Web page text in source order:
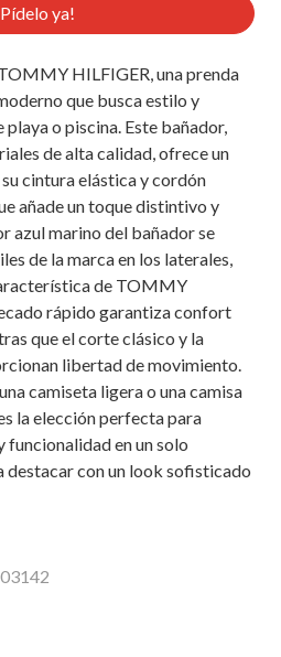
ya!
HILFIGER, una prenda
que busca estilo y
o piscina. Este bañador,
de alta calidad, ofrece un
cintura elástica y cordón
añade un toque distintivo y
azul marino del bañador se
de la marca en los laterales,
de TOMMY
rápido garantiza confort
que el corte clásico y la
libertad de movimiento.
camiseta ligera o una camisa
la elección perfecta para
funcionalidad en un solo
con un look sofisticado